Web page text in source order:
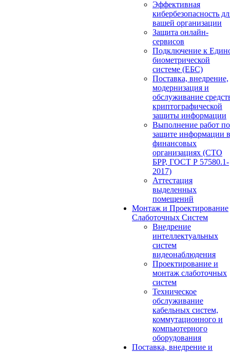
Эффективная
кибербезопасность
вашей организации
Защита онлайн-
сервисов
Подключение к
биометрической
системе (ЕБС)
Поставка, внедрение,
модернизация и
обслуживание
криптографической
защиты информации
Выполнение работ по
защите информации в
финансовых
организациях (СТО
БРР, ГОСТ Р 57580.1-
2017)
Аттестация
выделенных
помещений
Монтаж и Проектирование
Слаботочных Систем
Внедрение
интеллектуальных
систем
видеонаблюдения
Проектирование и
монтаж слаботочных
систем
Техническое
обслуживание
кабельных систем,
коммутационного и
компьютерного
оборудования
Поставка, внедрение и